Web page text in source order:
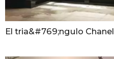
El tria&#769;ngulo Chanel